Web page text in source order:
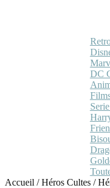
DC
Accueil /Héros Cultes /